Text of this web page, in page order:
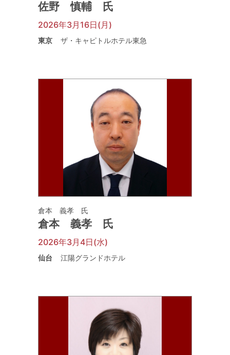
佐野 慎輔 氏
2026年3月16日(月)
東京 ザ・キャピトルホテル東急
倉本 義孝 氏
倉本 義孝 氏
2026年3月4日(水)
仙台 江陽グランドホテル